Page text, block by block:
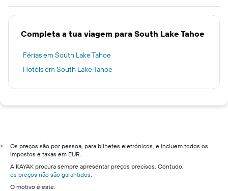
Completa a tua viagem para South Lake Tahoe
Férias em South Lake Tahoe
Hotéis em South Lake Tahoe
*
Os preços são por pessoa, para bilhetes eletrónicos, e incluem todos os
impostos e taxas em EUR.
A KAYAK procura sempre apresentar preços precisos. Contudo,
os preços não são garantidos.
O motivo é este: